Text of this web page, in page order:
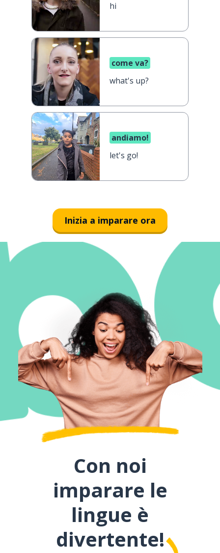
hi
come va?
what's up?
andiamo!
let's go!
Inizia a imparare ora
Con noi
imparare le
lingue è
divertente!